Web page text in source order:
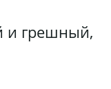
и грешный,